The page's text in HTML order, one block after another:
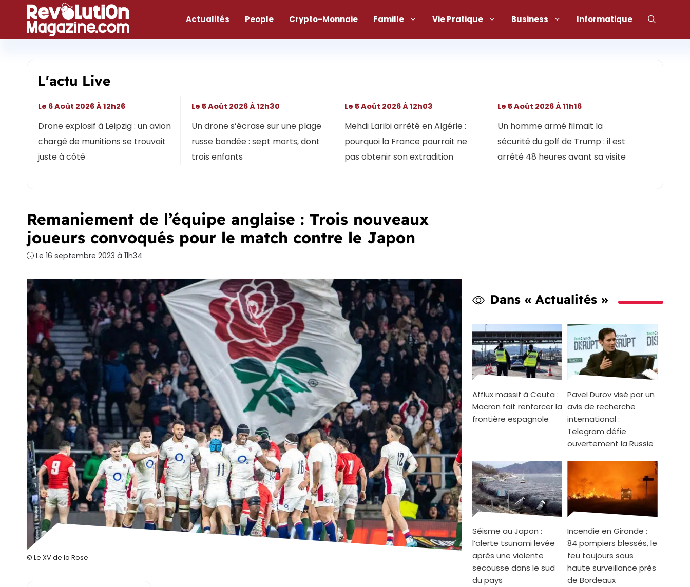
contenu
Actualités People Crypto-Monnaie Famille Vie Pratique Business Informatique
L'actu Live
Drone explosif à Leipzig : un avion
chargé de munitions se trouvait
juste à côté
Le 6 Août 2026 À 12h26
Un drone s’écrase sur une plage
russe bondée : sept morts, dont
trois enfants
Le 5 Août 2026 À 12h30
Mehdi Laribi arrêté en Algérie :
pourquoi la France pourrait ne
pas obtenir son extradition
Le 5 Août 2026 À 12h03
Un homme armé filmait la
sécurité du golf de Trump : il est
arrêté 48 heures avant sa visite
Le 5 Août 2026 À 11h16
Remaniement de l’équipe anglaise : Trois nouveaux
joueurs convoqués pour le match contre le Japon
Le 16 septembre 2023 à 11h34
© Le XV de la Rose
Dans « Actualités »
Afflux massif à Ceuta :
Macron fait renforcer la
frontière espagnole
Pavel Durov visé par un
avis de recherche
international :
Telegram défie
ouvertement la Russie
Séisme au Japon :
l’alerte tsunami levée
après une violente
secousse dans le sud
du pays
Incendie en Gironde :
84 pompiers blessés, le
feu toujours sous
haute surveillance près
de Bordeaux